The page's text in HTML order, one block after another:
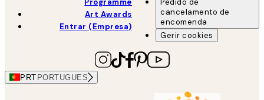
Programme
Art Awards
Entrar (Empresa)
Pedido de
cancelamento de
encomenda
Gerir cookies
PRT PORTUGUES